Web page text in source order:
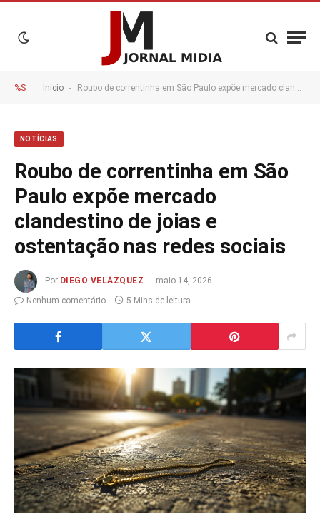
%S Início - Roubo de correntinha em São Paulo expõe mercado clandestino de joias e ostentação nas redes sociais
NOTÍCIAS
Roubo de correntinha em São
Paulo expõe mercado
clandestino de joias e
ostentação nas redes sociais
Por DIEGO VELÁZQUEZ
maio 14, 2026
Nenhum comentário
5 Mins de leitura